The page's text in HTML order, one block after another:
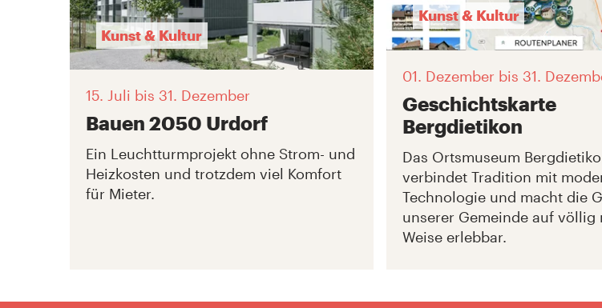
Kunst & Kultur
15. Juli bis 31. Dezember
Bauen 2050 Urdorf
Ein Leuchtturmprojekt ohne Strom- und
Heizkosten und trotzdem viel Komfort
für Mieter.
Kunst & Kultur
01. Dezember bis 31.
Geschichtskarte
Bergdietikon
Das Ortsmuseum
verbindet Tradition mit
Technologie und macht die
unserer Gemeinde auf völlig
Weise erlebbar.